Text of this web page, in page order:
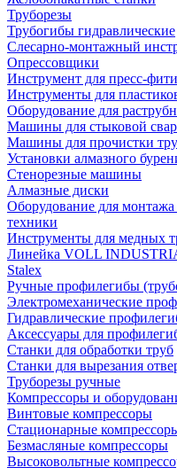
Труборезы
Трубогибы гидравлические
Слесарно-монтажный
Опрессовщики
Инструмент для пресс-
Инструменты для
Оборудование для
Машины для стыковой
Машины для прочистки
Установки алмазного
Стенорезные машины
Алмазные диски
Оборудование для
техники
Инструменты для медных
Линейка VOLL
Stalex
Ручные профилегибы
Электромеханические
Гидравлические
Аксессуары для
Станки для обработки труб
Станки для вырезания
Труборезы ручные
Компрессоры и
Винтовые компрессоры
Стационарные
Безмасляные компрессоры
Высоковольтные